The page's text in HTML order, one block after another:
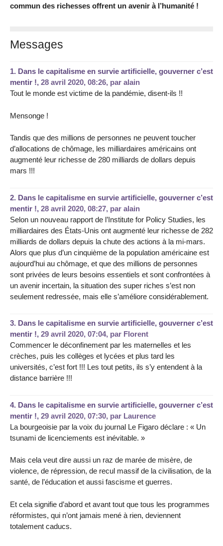
commun des richesses offrent un avenir à l’humanité !
Messages
1. Dans le capitalisme en survie artificielle, gouverner c’est
mentir !, 28 avril 2020, 08:26, par alain
Tout le monde est victime de la pandémie, disent-ils !!
Mensonge !
Tandis que des millions de personnes ne peuvent toucher
d’allocations de chômage, les milliardaires américains ont
augmenté leur richesse de 280 milliards de dollars depuis
mars !!!
2. Dans le capitalisme en survie artificielle, gouverner c’est
mentir !, 28 avril 2020, 08:27, par alain
Selon un nouveau rapport de l’Institute for Policy Studies, les
milliardaires des États-Unis ont augmenté leur richesse de 282
milliards de dollars depuis la chute des actions à la mi-mars.
Alors que plus d’un cinquième de la population américaine est
aujourd’hui au chômage, et que des millions de personnes
sont privées de leurs besoins essentiels et sont confrontées à
un avenir incertain, la situation des super riches s’est non
seulement redressée, mais elle s’améliore considérablement.
3. Dans le capitalisme en survie artificielle, gouverner c’est
mentir !, 29 avril 2020, 07:04, par Florent
Commencer le déconfinement par les maternelles et les
crèches, puis les collèges et lycées et plus tard les
universités, c’est fort !!! Les tout petits, ils s’y entendent à la
distance barrière !!!
4. Dans le capitalisme en survie artificielle, gouverner c’est
mentir !, 29 avril 2020, 07:30, par Laurence
La bourgeoisie par la voix du journal Le Figaro déclare : « Un
tsunami de licenciements est inévitable. »
Mais cela veut dire aussi un raz de marée de misère, de
violence, de répression, de recul massif de la civilisation, de la
santé, de l’éducation et aussi fascisme et guerres.
Et cela signifie d’abord et avant tout que tous les programmes
réformistes, qui n’ont jamais mené à rien, deviennent
totalement caducs.